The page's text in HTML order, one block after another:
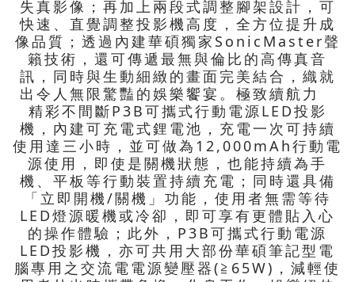
失真影像；再加上兩段式調整腳架設計，可
快速、直覺調整投影機高度，全方位提升成
像品質；透過內建華碩獨家SonicMaster聲
籟技術，還可傳遞最無與倫比的高傳真音
訊，同時與生動細緻的畫面完美結合，織就
出令人無限驚豔的娛樂饗宴。極致續航力
精彩不間斷P3B可攜式行動電源LED投影
機，內建可充電式鋰電池，充電一次可持續
使用達三小時，並可做為12,000mAh行動電
源使用，即使是關機狀態，也能持續為手
機、平板等行動裝置持續充電；同時還具備
「立即開機/關機」功能，使用者無需等待
LED燈源暖機或冷卻，即可享有更體貼入心
的操作體驗；此外，P3B可攜式行動電源
LED投影機，亦可共用大部份華碩筆記型電
腦專用之交流電電源變壓器(≧65W)，減輕使